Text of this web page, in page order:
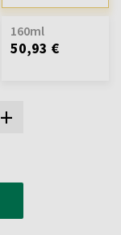
+
160ml
50,93 €